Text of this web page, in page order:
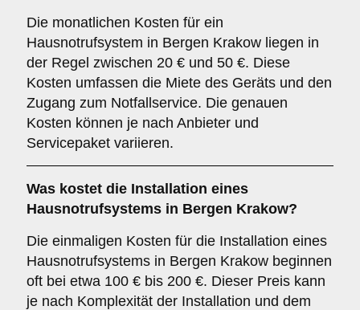
Die monatlichen Kosten für ein
Hausnotrufsystem in Bergen Krakow liegen in
der Regel zwischen 20 € und 50 €. Diese
Kosten umfassen die Miete des Geräts und den
Zugang zum Notfallservice. Die genauen
Kosten können je nach Anbieter und
Servicepaket variieren.
Was kostet die Installation eines
Hausnotrufsystems in Bergen Krakow?
Die einmaligen Kosten für die Installation eines
Hausnotrufsystems in Bergen Krakow beginnen
oft bei etwa 100 € bis 200 €. Dieser Preis kann
je nach Komplexität der Installation und dem